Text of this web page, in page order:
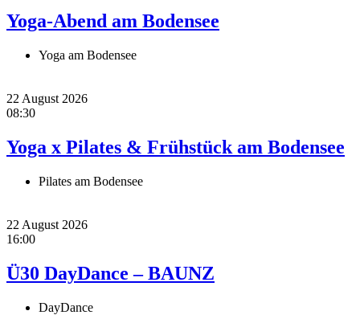
Yoga-Abend am Bodensee
Yoga am Bodensee
22 August 2026
08:30
Yoga x Pilates & Frühstück am Bodensee
Pilates am Bodensee
22 August 2026
16:00
Ü30 DayDance – BAUNZ
DayDance